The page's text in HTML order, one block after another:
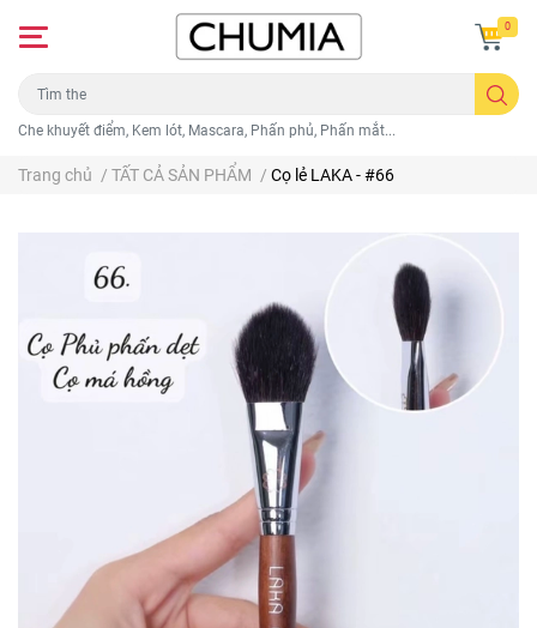
Che khuyết điểm, Kem lót, Mascara, Phấn phủ, Phấn mắt...
0
Trang chủ / TẤT CẢ SẢN PHẨM / Cọ lẻ LAKA - #66